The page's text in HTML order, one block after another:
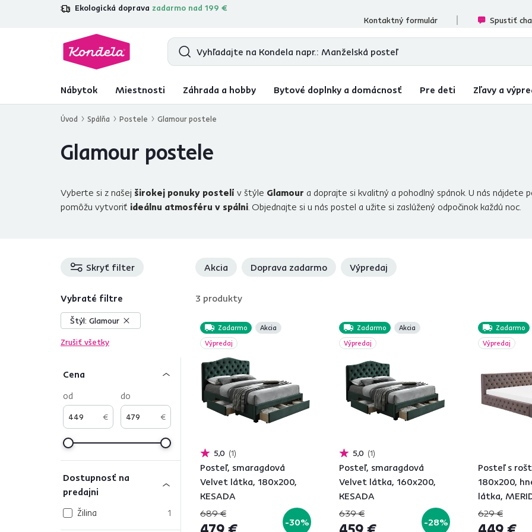
Ekologická doprava zadarmo nad 199 €
4,7 31 157overených produktových recenzií
Kontaktný formulár
Spustiť
Nábytok Miestnosti Záhrada a hobby Bytové doplnky a domácnosť Pre deti Zľavy a
Úvod Spálňa Postele Glamour postele
Glamour postele
Vyberte si z našej širokej ponuky postelí v štýle Glamour a doprajte si kvalitný a pohodlný spánok. U nás
pomôžu vytvoriť ideálnu atmosféru v spálni . Objednajte si u nás postel a užite si zaslúžený odpočinok každú noc.
Skryť filter Akcia Doprava zadarmo Výpredaj
Vybraté filtre
Štýl: Glamour
Zrušiť všetky
Cena
€
od
€
do
Dostupnosť na
predajni
Žilina 1
3 produkty
Zadarmo
Akcia
Výpredaj
5,0 1
Posteľ, smaragdová
Velvet látka, 180x200,
KESADA
689 €
-30%
Zadarmo
Akcia
Výpredaj
5,0 1
Posteľ, smaragdová
Velvet látka, 160x200,
KESADA
639 €
-28%
Zadarmo
Výpredaj
Posteľ s
180x200,
látka,
629 €